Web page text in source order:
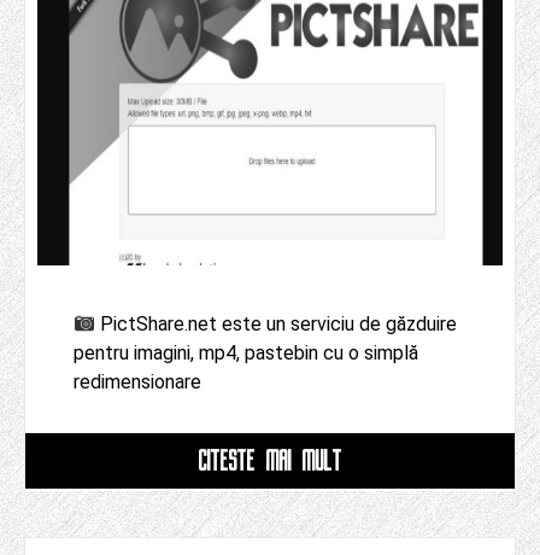
PictShare.net este un serviciu de găzduire
pentru imagini, mp4, pastebin cu o simplă
redimensionare
CITESTE MAI MULT